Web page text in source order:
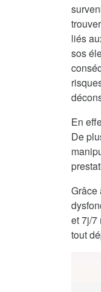
liés
sos
En
De
Grâce
et 7j/7
tout